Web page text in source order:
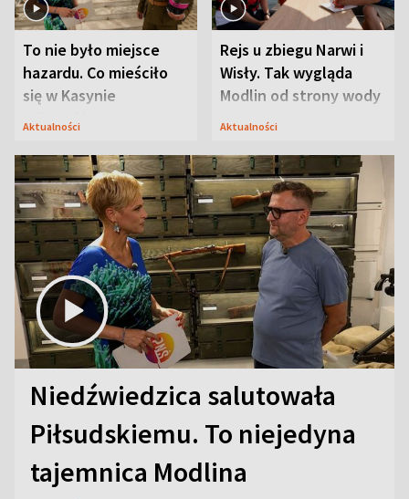
To nie było miejsce
hazardu. Co mieściło
się w Kasynie
Oficerskim?
Aktualności
Rejs u zbiegu Narwi i
Wisły. Tak wygląda
Modlin od strony wody
Aktualności
Niedźwiedzica salutowała
Piłsudskiemu. To niejedyna
tajemnica Modlina